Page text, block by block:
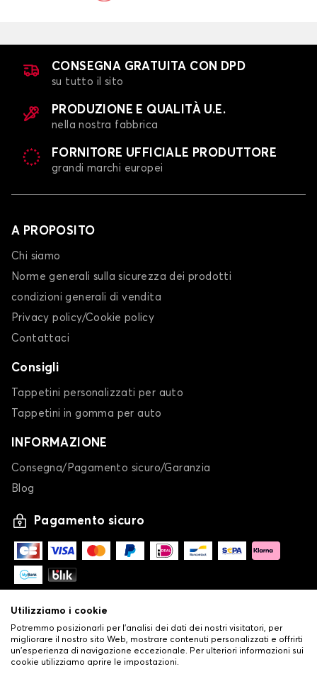
CONSEGNA GRATUITA CON DPD
su tutto il sito
PRODUZIONE E QUALITÀ U.E.
nella nostra fabbrica
FORNITORE UFFICIALE PRODUTTORE
grandi marchi europei
A PROPOSITO
Chi siamo
Norme generali sulla sicurezza dei prodotti
condizioni generali di vendita
Privacy policy/Cookie policy
Contattaci
Consigli
Tappetini personalizzati per auto
Tappetini in gomma per auto
INFORMAZIONE
Consegna/Pagamento sicuro/Garanzia
Blog
Pagamento sicuro
Utilizziamo i cookie
Potremmo posizionarli per l'analisi dei dati dei nostri visitatori, per
migliorare il nostro sito Web, mostrare contenuti personalizzati e offrirti
un'esperienza di navigazione eccezionale. Per ulteriori informazioni sui
cookie utilizziamo aprire le impostazioni.